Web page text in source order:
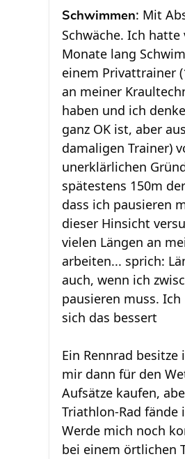
Schwimmen: Mit
Schwäche. Ich hatte
Monate lang
einem Privattrainer
an meiner
haben und ich
ganz OK ist, aber
damaligen Trainer)
unerklärlichen
spätestens 150m
dass ich pausieren
dieser Hinsicht
vielen Längen an
arbeiten... sprich:
auch, wenn ich
pausieren muss.
sich das bessert
Ein Rennrad
mir dann für den
Aufsätze kaufen,
Triathlon-Rad fände
Werde mich noch
bei einem örtlichen